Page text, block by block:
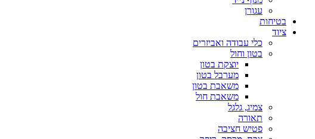
עגורן
בטיחות
ציוד
כלי עבודה ואביזרים
בטון וחול
יוצקת בטון
מערבל בטון
משאבת בטון
משאבת חול
צמיג, גלגל
תאורה
פטיש חציבה